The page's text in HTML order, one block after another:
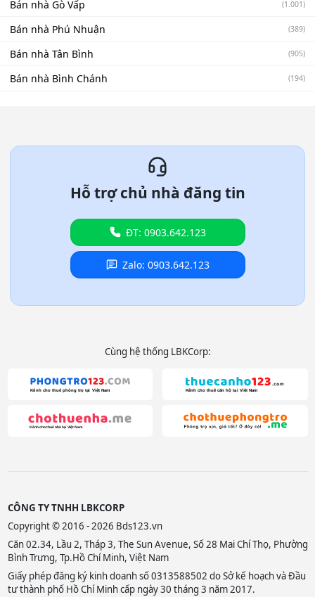
Bán nhà Gò Vấp (1.001)
Bán nhà Phú Nhuận (389)
Bán nhà Tân Bình (905)
Bán nhà Bình Chánh (194)
Hỗ trợ chủ nhà đăng tin
ĐT: 0903.642.123
Zalo: 0903.642.123
Cùng hệ thống LBKCorp:
CÔNG TY TNHH LBKCORP
Copyright © 2016 - 2026 Bds123.vn
Căn 02.34, Lầu 2, Tháp 3, The Sun Avenue, Số 28 Mai Chí Thọ, Phường
Bình Trưng, Tp.Hồ Chí Minh, Việt Nam
Giấy phép đăng ký kinh doanh số 0313588502 do Sở kế hoạch và Đầu
tư thành phố Hồ Chí Minh cấp ngày 30 tháng 3 năm 2017.